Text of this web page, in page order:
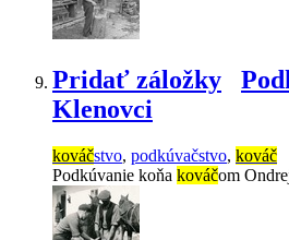
Pridať záložky
Klenovci
kováčstvo, podkúvačstvo, kováč
Podkúvanie koňa kováčom